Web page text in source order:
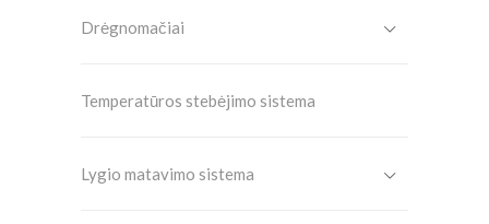
Drėgnomačiai
Temperatūros stebėjimo sistema
Lygio matavimo sistema